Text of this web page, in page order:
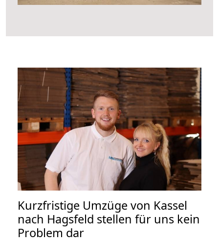
Kurzfristige Umzüge von Kassel
nach Hagsfeld stellen für uns kein
Problem dar